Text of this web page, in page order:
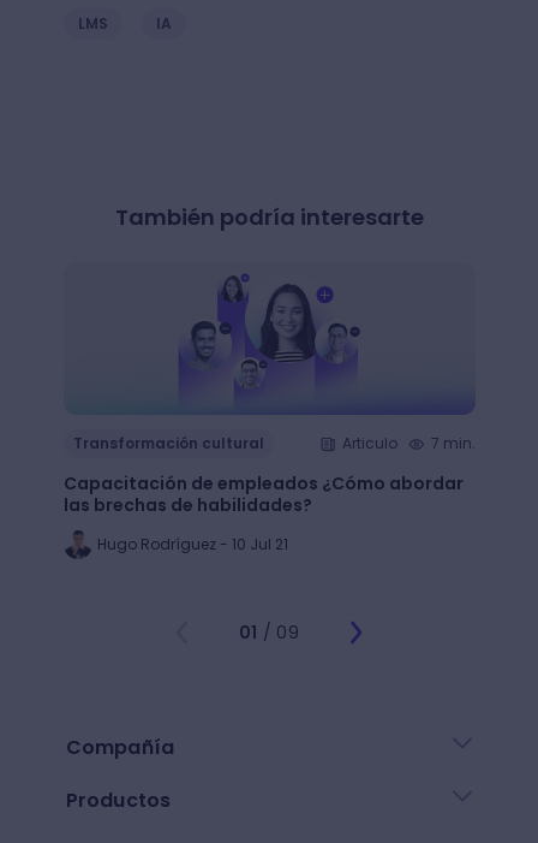
LMS IA
También podría interesarte
Transformación cultural Articulo 7 min.
Capacitación de empleados ¿Cómo abordar
las brechas de habilidades?
Hugo Rodríguez - 10 Jul 21
01 / 09
Compañía
Productos